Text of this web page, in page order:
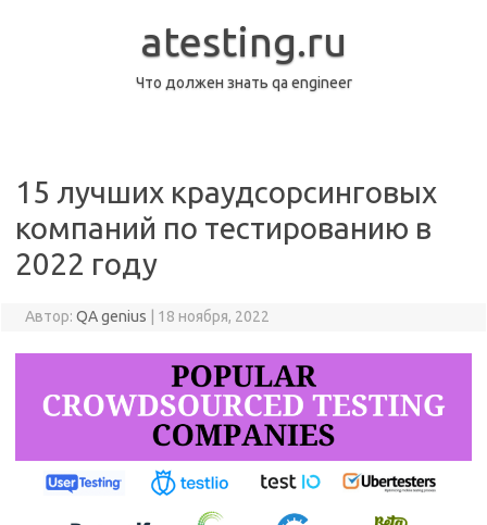
atesting.ru
Что должен знать qa engineer
15 лучших краудсорсинговых
компаний по тестированию в
2022 году
Автор: QA genius 18 ноября, 2022